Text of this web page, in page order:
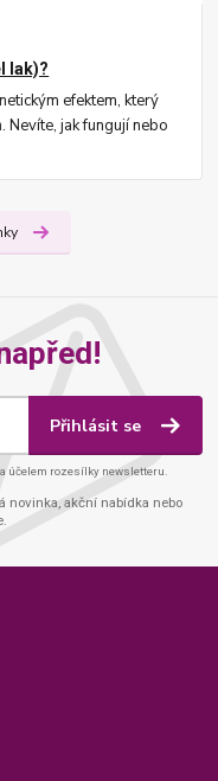
lak)?
efektem, který
jak fungují nebo
Přihlásit se
účelem rozesílky newsletteru.
novinka, akční nabídka nebo